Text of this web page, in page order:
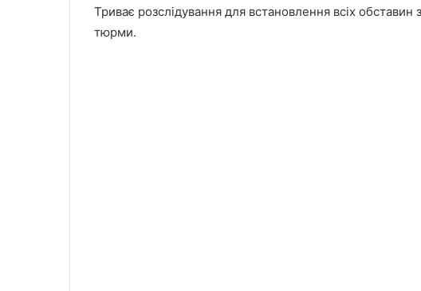
Триває розслідування для встановлення всіх
тюрми.